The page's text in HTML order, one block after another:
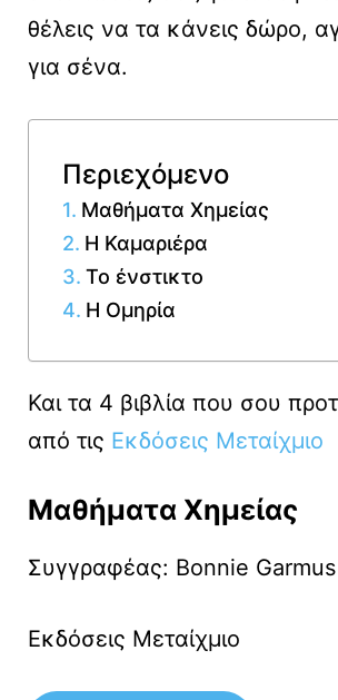
θέλεις να τα κάνεις δώρο,
για σένα.
Περιεχόμενο
Μαθήματα Χημείας
Η Καμαριέρα
Το ένστικτο
H Ομηρία
Και τα 4 βιβλία που σου
από τις Εκδόσεις Μεταίχμιο
Μαθήματα Χημείας
Συγγραφέας: Bonnie Garmus
Εκδόσεις Μεταίχμιο